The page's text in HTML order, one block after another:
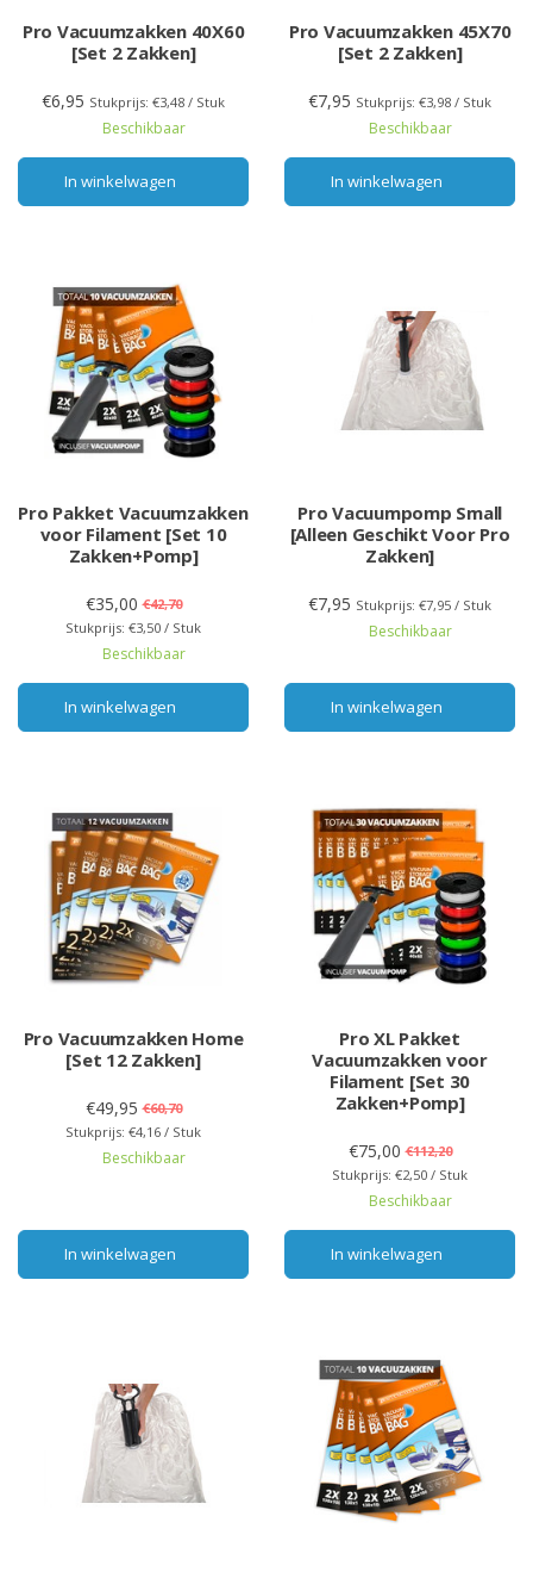
Pro Vacuumzakken 40X60
[Set 2 Zakken]
€6,95 Stukprijs: €3,48 / Stuk
Beschikbaar
In winkelwagen
Pro Vacuumzakken 45X70
[Set 2 Zakken]
€7,95 Stukprijs: €3,98 / Stuk
Beschikbaar
In winkelwagen
Pro Pakket Vacuumzakken
voor Filament [Set 10
Zakken+Pomp]
€35,00 €42,70
Stukprijs: €3,50 / Stuk
Beschikbaar
In winkelwagen
Pro Vacuumpomp Small
[Alleen Geschikt Voor Pro
Zakken]
€7,95 Stukprijs: €7,95 / Stuk
Beschikbaar
In winkelwagen
Pro Vacuumzakken Home
[Set 12 Zakken]
€49,95 €60,70
Stukprijs: €4,16 / Stuk
Beschikbaar
In winkelwagen
Pro XL Pakket
Vacuumzakken voor
Filament [Set 30
Zakken+Pomp]
€75,00 €112,20
Stukprijs: €2,50 / Stuk
Beschikbaar
In winkelwagen